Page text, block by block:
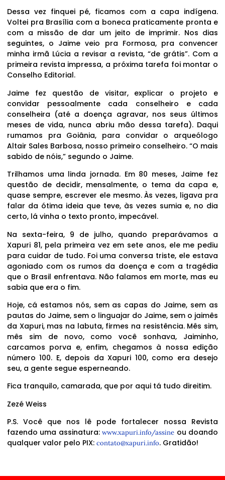
Dessa vez finquei pé, ficamos com a capa indígena.
Voltei pra Brasília com a boneca praticamente pronta e
com a missão de dar um jeito de imprimir. Nos dias
seguintes, o Jaime veio pra Formosa, pra convencer
minha irmã Lúcia a revisar a revista, “de grátis”. Com a
primeira revista impressa, a próxima tarefa foi montar o
Conselho Editorial.
Jaime fez questão de visitar, explicar o projeto e
convidar pessoalmente cada conselheiro e cada
conselheira (até a doença agravar, nos seus últimos
meses de vida, nunca abriu mão dessa tarefa). Daqui
rumamos pra Goiânia, para convidar o arqueólogo
Altair Sales Barbosa, nosso primeiro conselheiro. “O mais
sabido de nóis,” segundo o Jaime.
Trilhamos uma linda jornada. Em 80 meses, Jaime fez
questão de decidir, mensalmente, o tema da capa e,
quase sempre, escrever ele mesmo. Às vezes, ligava pra
falar da ótima ideia que teve, às vezes sumia e, no dia
certo, lá vinha o texto pronto, impecável.
Na sexta-feira, 9 de julho, quando preparávamos a
Xapuri 81, pela primeira vez em sete anos, ele me pediu
para cuidar de tudo. Foi uma conversa triste, ele estava
agoniado com os rumos da doença e com a tragédia
que o Brasil enfrentava. Não falamos em morte, mas eu
sabia que era o fim.
Hoje, cá estamos nós, sem as capas do Jaime, sem as
pautas do Jaime, sem o linguajar do Jaime, sem o jaimês
da Xapuri, mas na labuta, firmes na resistência. Mês sim,
mês sim de novo, como você sonhava, Jaiminho,
carcamos porva e, enfim, chegamos à nossa edição
número 100. E, depois da Xapuri 100, como era desejo
seu, a gente segue esperneando.
Fica tranquilo, camarada, que por aqui tá tudo direitim.
Zezé Weiss
P.S. Você que nos lê pode fortalecer nossa Revista
fazendo uma assinatura:www.xapuri.info/assine ou doando
qualquer valor pelo PIX: contato@xapuri.info. Gratidão!